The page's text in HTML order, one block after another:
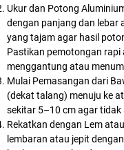
Ukur dan Potong
dengan panjang dan lebar
yang tajam agar hasil
Pastikan pemotongan
menggantung atau
Mulai Pemasangan dari
(dekat talang) menuju ke
sekitar 5–10 cm agar
Rekatkan dengan Lem
lembaran atau jepit